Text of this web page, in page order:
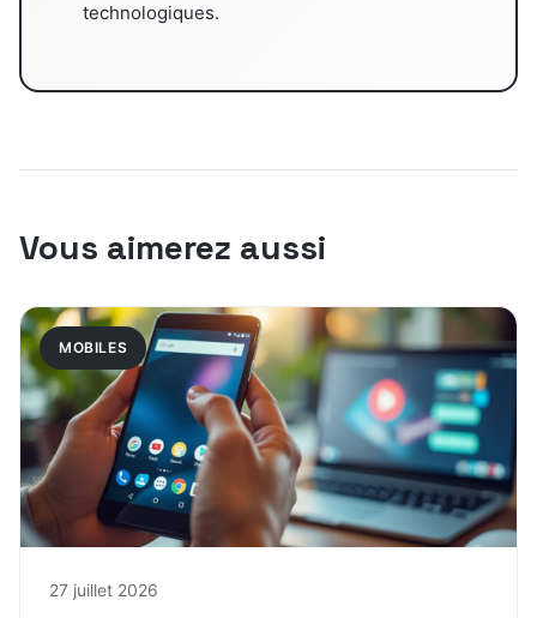
technologiques.
Vous aimerez aussi
MOBILES
27 juillet 2026